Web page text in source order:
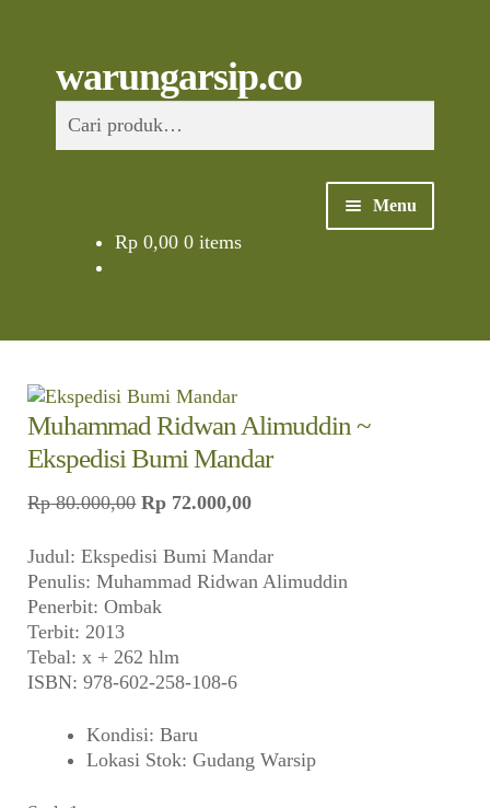
to
navigation
to
content
warungarsip.co
untuk:
Menu
Foto
Suara
Suvenir
Cari Arsip
Alamat
Rekening
Rp0,00 0 items
Muhammad Ridwan Alimuddin ~
Ekspedisi Bumi Mandar
Rp80.000,00 Harga
adalah:
Rp 80.000,00.
Rp 72.000,00Harga
ini
adalah:
Judul: Ekspedisi Bumi Mandar
Penulis: Muhammad Ridwan Alimuddin
Penerbit: Ombak
Terbit: 2013
Tebal: x + 262 hlm
ISBN: 978-602-258-108-6
Kondisi: Baru
Lokasi Stok: Gudang Warsip